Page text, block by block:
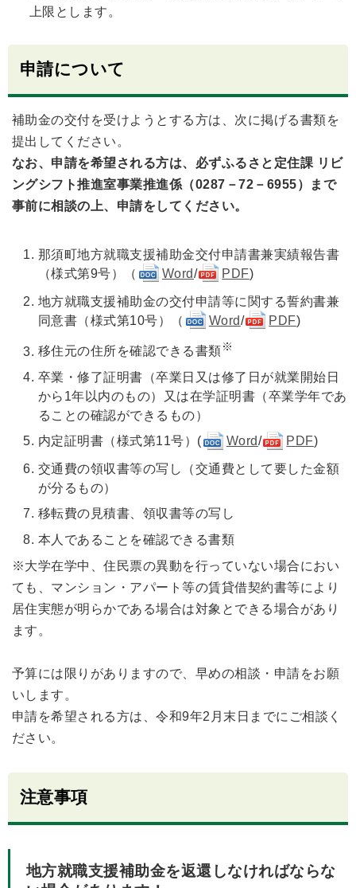
上限とします。
申請について
補助金の交付を受けようとする方は、次に掲げる書類を
提出してください。
なお、申請を希望される方は、必ずふるさと定住課 リビ
ングシフト推進室事業推進係（0287－72－6955）まで
事前に相談の上、申請をしてください。
那須町地方就職支援補助金交付申請書兼実績報告書
（様式第9号）（
Word/ PDF)
地方就職支援補助金の交付申請等に関する誓約書兼
同意書（様式第10号）（
Word/ PDF)
移住元の住所を確認できる書類 ※
卒業・修了証明書（卒業日又は修了日が就業開始日
から1年以内のもの）又は在学証明書（卒業学年であ
ることの確認ができるもの）
内定証明書（様式第11号）(
Word/ PDF)
交通費の領収書等の写し（交通費として要した金額
が分るもの）
移転費の見積書、領収書等の写し
本人であることを確認できる書類
※大学在学中、住民票の異動を行っていない場合におい
ても、マンション・アパート等の賃貸借契約書等により
居住実態が明らかである場合は対象とできる場合があり
ます。
予算には限りがありますので、早めの相談・申請をお願
いします。
申請を希望される方は、令和9年2月末日までにご相談く
ださい。
注意事項
地方就職支援補助金を返還しなければならな